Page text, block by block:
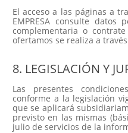
El acceso a las páginas a
EMPRESA consulte datos
complementaria o
ofertamos se realiza a
8. LEGISLACIÓN Y
Las presentes
conforme a la legislación
que se aplicará
previsto en las mismas
julio de servicios de la